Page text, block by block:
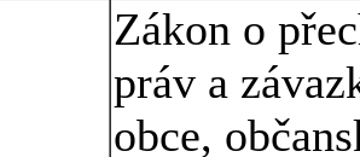
Zákon o
práv a
obce,